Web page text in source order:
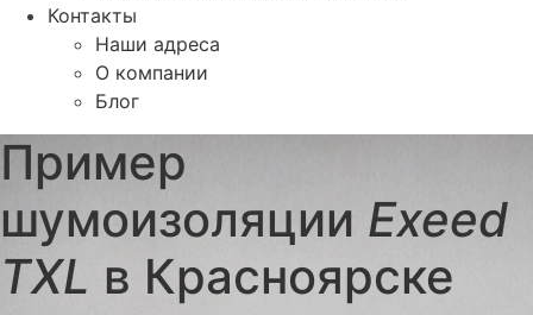
Контакты
Наши адреса
О компании
Блог
Пример
шумоизоляции Exeed
TXL в Красноярске